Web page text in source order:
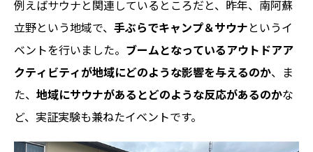
例えばサウナと関連しているところだと、昨年、南阿蘇
立野という地域で、 手ぶらでキャンプ＆サウナというイ
ベントを行いました。 ブームとなっているアウトドアア
クティビティが地域にどのような影響を与えるのか、ま
た、 地域にサウナがあるとどのような反応があるのかな
ど、実証実験も兼ねたイベントです。